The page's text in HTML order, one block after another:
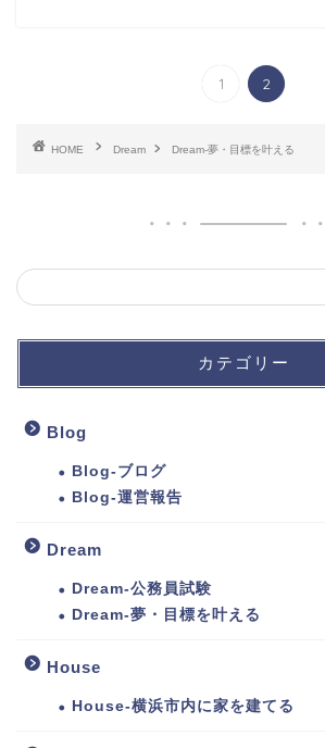
1 2
HOME Dream Dream-夢・目標を叶える
カテゴリー
Blog
Blog-ブログ
Blog-運営報告
Dream
Dream-公務員試験
Dream-夢・目標を叶える
House
House-横浜市内に家を建てる